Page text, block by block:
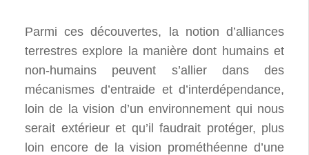
Parmi ces découvertes, la notion d’alliances
terrestres explore la manière dont humains et
non-humains peuvent s’allier dans des
mécanismes d’entraide et d’interdépendance,
loin de la vision d’un environnement qui nous
serait extérieur et qu’il faudrait protéger, plus
loin encore de la vision prométhéenne d’une